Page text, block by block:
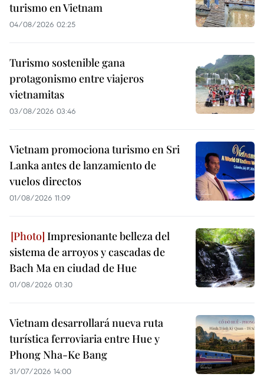
turismo en Vietnam
04/08/2026 02:25
Turismo sostenible gana
protagonismo entre viajeros
vietnamitas
03/08/2026 03:46
Vietnam promociona turismo en Sri
Lanka antes de lanzamiento de
vuelos directos
01/08/2026 11:09
Impresionante belleza del
sistema de arroyos y cascadas de
Bach Ma en ciudad de Hue
01/08/2026 01:30
Vietnam desarrollará nueva ruta
turística ferroviaria entre Hue y
Phong Nha-Ke Bang
31/07/2026 14:00